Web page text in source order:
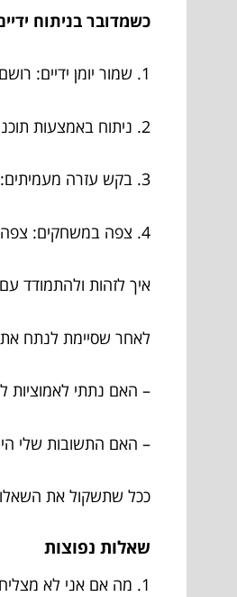
כשמדובר בניתוח
1. שמור יומן ידיים: רושם כל יד שאתה משחק, כולל קונספציות, תגובות והחלטות. זה יסייע לך לזהות דפוסים.
2. ניתוח באמצעות תוכנה: ישנם כלים מתקדמים כמו HUD שמספקים נתונים וסטטיסטיקות על השחקנים בשולחן.
3. בקש עזרה מעמיתים: חברים או אנשי מקצוע אחרים עשויים לראות את העניינים מזווית שונה.
4. צפה במשחקים: צפה במקצוענים והבין את המהלכים שלהם בשולחנות.
איך לזהות ולהתמודד
לאחר שסיימת לנתח את
– האם נתתי
– האם התשובות שלי
ככל שתשקול את
שאלות נפוצות
1. מה אם אני לא מצליח לנתח את הידיים שלי?